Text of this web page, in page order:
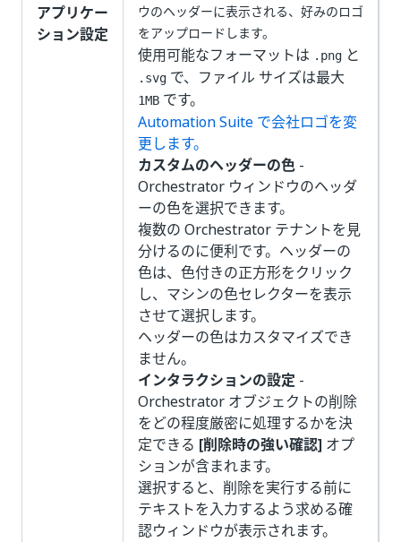
アプリケー
ション設定
ウのヘッダーに表示される、好みのロゴ
をアップロードします。
使用可能なフォーマットは .png と
.svg で、ファイル サイズは最大
1MB です。
Automation Suite で会社ロゴを変
更します。
カスタムのヘッダーの色 -
Orchestrator ウィンドウのヘッダ
ーの色を選択できます。
複数の Orchestrator テナントを見
分けるのに便利です。ヘッダーの
色は、色付きの正方形をクリック
し、マシンの色セレクターを表示
させて選択します。
ヘッダーの色はカスタマイズでき
ません。
インタラクションの設定 -
Orchestrator オブジェクトの削除
をどの程度厳密に処理するかを決
定できる [削除時の強い確認] オプ
ションが含まれます。
選択すると、削除を実行する前に
テキストを入力するよう求める確
認ウィンドウが表示されます。